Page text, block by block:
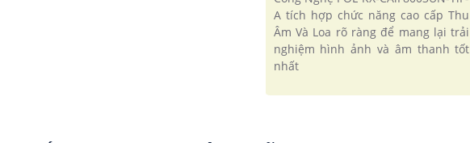
A tích hợp chức năng cao cấp Thu
Âm Và Loa rõ ràng để mang lại trải
nghiệm hình ảnh và âm thanh tốt
nhất